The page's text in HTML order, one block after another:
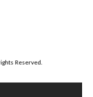
Reserved.